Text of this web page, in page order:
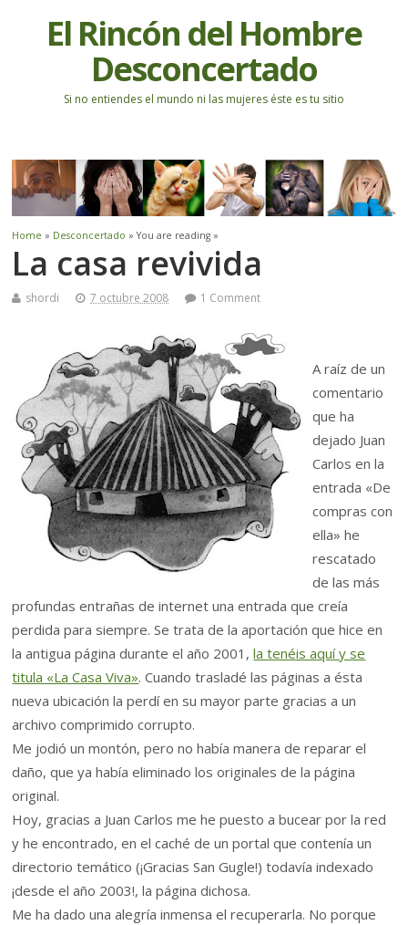
El Rincón del Hombre
Desconcertado
Si no entiendes el mundo ni las mujeres éste es tu sitio
Home » Desconcertado » You are reading »
La casa revivida
shordi 7 octubre 2008 1 Comment
A raíz de un
comentario
que ha
dejado Juan
Carlos en la
entrada «De
compras con
ella» he
rescatado
de las más
profundas entrañas de internet una entrada que creía
perdida para siempre. Se trata de la aportación que hice en
la antigua página durante el año 2001,la tenéis aquí y se
titula «La Casa Viva». Cuando trasladé las páginas a ésta
nueva ubicación la perdí en su mayor parte gracias a un
archivo comprimido corrupto.
Me jodió un montón, pero no había manera de reparar el
daño, que ya había eliminado los originales de la página
original.
Hoy, gracias a Juan Carlos me he puesto a bucear por la red
y he encontrado, en el caché de un portal que contenía un
directorio temático (¡Gracias San Gugle!) todavía indexado
¡desde el año 2003!, la página dichosa.
Me ha dado una alegría inmensa el recuperarla. No porque